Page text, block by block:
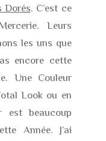
Dorés. C’est ce
Leurs
les uns que
encore cette
Une Couleur
Look ou en
est beaucoup
Année. J’ai